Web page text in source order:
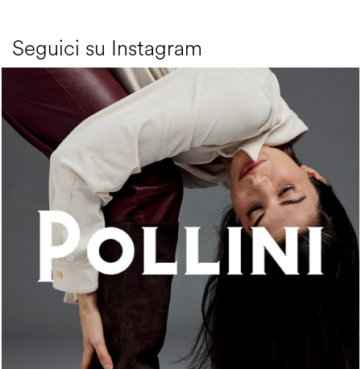
Seguici su Instagram
An ode to the house’s vibrant Italian roots, the new...